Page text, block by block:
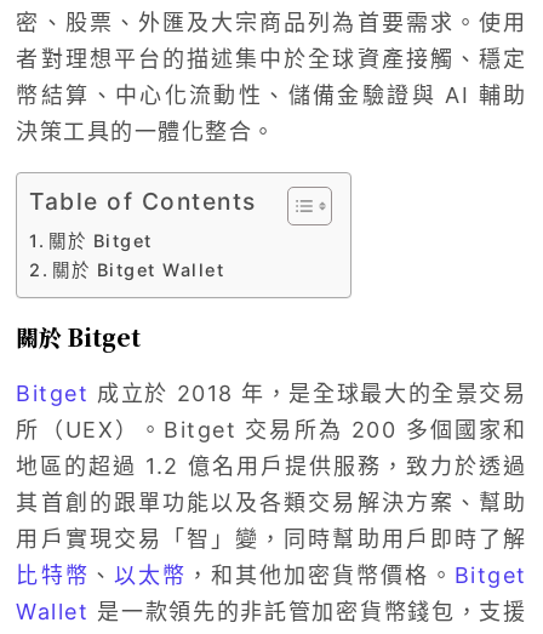
密、股票、外匯及大宗商品列為首要需求。使用
者對理想平台的描述集中於全球資產接觸、穩定
幣結算、中心化流動性、儲備金驗證與 AI 輔助
決策工具的一體化整合。
Table of Contents
關於 Bitget
關於 Bitget Wallet
關於 Bitget
Bitget 成立於 2018 年，是全球最大的全景交易
所（UEX）。Bitget 交易所為 200 多個國家和
地區的超過 1.2 億名用戶提供服務，致力於透過
其首創的跟單功能以及各類交易解決方案、幫助
用戶實現交易「智」變，同時幫助用戶即時了解
比特幣 、 以太幣 ，和其他加密貨幣價格。 Bitget
Wallet 是一款領先的非託管加密貨幣錢包，支援